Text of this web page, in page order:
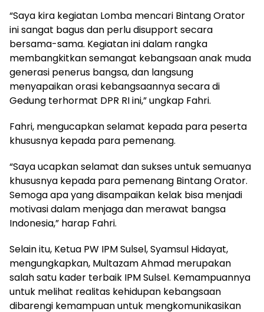
“Saya kira kegiatan Lomba mencari Bintang Orator
ini sangat bagus dan perlu disupport secara
bersama-sama. Kegiatan ini dalam rangka
membangkitkan semangat kebangsaan anak muda
generasi penerus bangsa, dan langsung
menyapaikan orasi kebangsaannya secara di
Gedung terhormat DPR RI ini,” ungkap Fahri.
Fahri, mengucapkan selamat kepada para peserta
khususnya kepada para pemenang.
“Saya ucapkan selamat dan sukses untuk semuanya
khususnya kepada para pemenang Bintang Orator.
Semoga apa yang disampaikan kelak bisa menjadi
motivasi dalam menjaga dan merawat bangsa
Indonesia,” harap Fahri.
Selain itu, Ketua PW IPM Sulsel, Syamsul Hidayat,
mengungkapkan, Multazam Ahmad merupakan
salah satu kader terbaik IPM Sulsel. Kemampuannya
untuk melihat realitas kehidupan kebangsaan
dibarengi kemampuan untuk mengkomunikasikan